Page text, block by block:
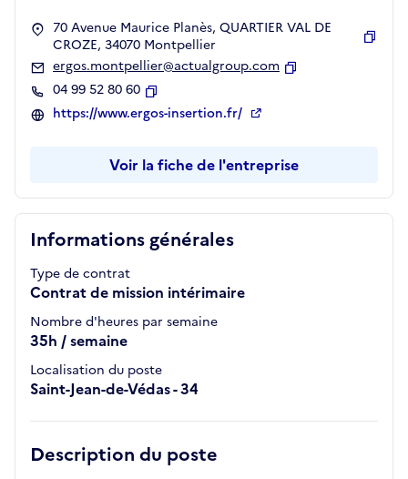
Informations générales
Type de contrat
Contrat de mission intérimaire
Nombre d'heures par semaine
35h / semaine
Localisation du poste
Saint-Jean-de-Védas - 34
Description du poste
70 Avenue Maurice Planès, QUARTIER VAL DE
CROZE, 34070 Montpellier
ergos.montpellier@actualgroup.com
04 99 52 80 60
Copier
https://www.ergos-insertion.fr/
Voir la fiche de l'entreprise